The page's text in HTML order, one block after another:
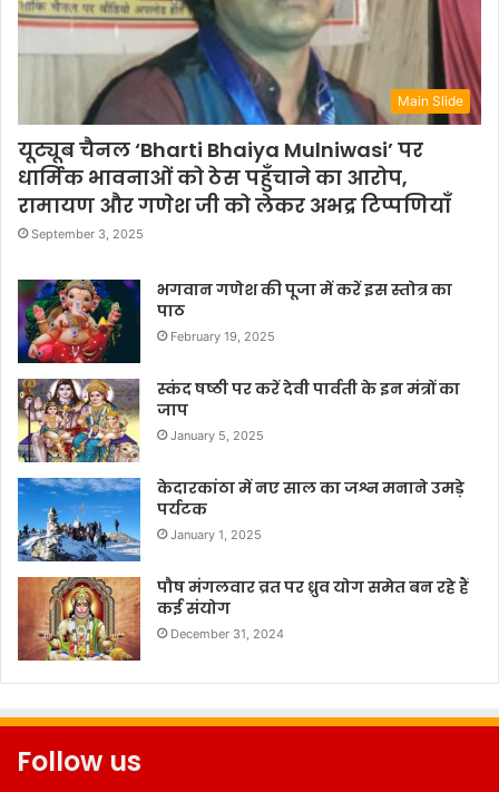
Main Slide
यूट्यूब चैनल ‘Bharti Bhaiya Mulniwasi’ पर
धार्मिक भावनाओं को ठेस पहुँचाने का आरोप,
रामायण और गणेश जी को लेकर अभद्र टिप्पणियाँ
September 3, 2025
भगवान गणेश की पूजा में करें इस स्तोत्र का
पाठ
February 19, 2025
स्कंद षष्ठी पर करें देवी पार्वती के इन मंत्रों का
जाप
January 5, 2025
केदारकांठा में नए साल का जश्न मनाने उमड़े
पर्यटक
January 1, 2025
पौष मंगलवार व्रत पर ध्रुव योग समेत बन रहे हैं
कई संयोग
December 31, 2024
Follow us